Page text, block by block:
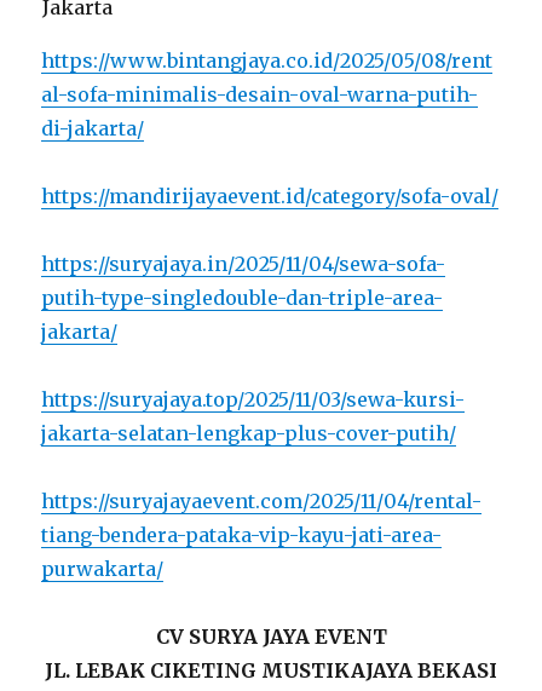
https://www.bintangjaya.co.id/2025/05/08/rent
al-sofa-minimalis-desain-oval-warna-putih-
di-jakarta/
https://mandirijayaevent.id/category/sofa-oval/
https://suryajaya.in/2025/11/04/sewa-sofa-
putih-type-singledouble-dan-triple-area-
jakarta/
https://suryajaya.top/2025/11/03/sewa-kursi-
jakarta-selatan-lengkap-plus-cover-putih/
https://suryajayaevent.com/2025/11/04/rental-
tiang-bendera-pataka-vip-kayu-jati-area-
purwakarta/
CV SURYA JAYA EVENT
JL. LEBAK CIKETING MUSTIKAJAYA BEKASI